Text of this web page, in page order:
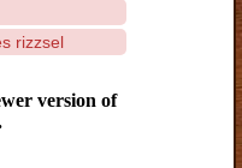
rizzsel
version of